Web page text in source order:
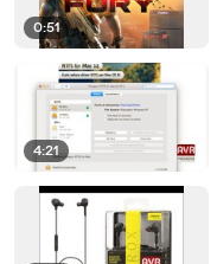
0:51
4:21